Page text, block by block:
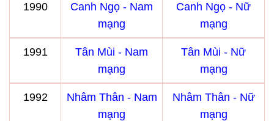
1990
Canh Ngọ - Nam
mạng
Canh Ngọ - Nữ
mạng
1991
Tân Mùi - Nam
mạng
Tân Mùi - Nữ
mạng
1992
Nhâm Thân - Nam
mạng
Nhâm Thân - Nữ
mạng